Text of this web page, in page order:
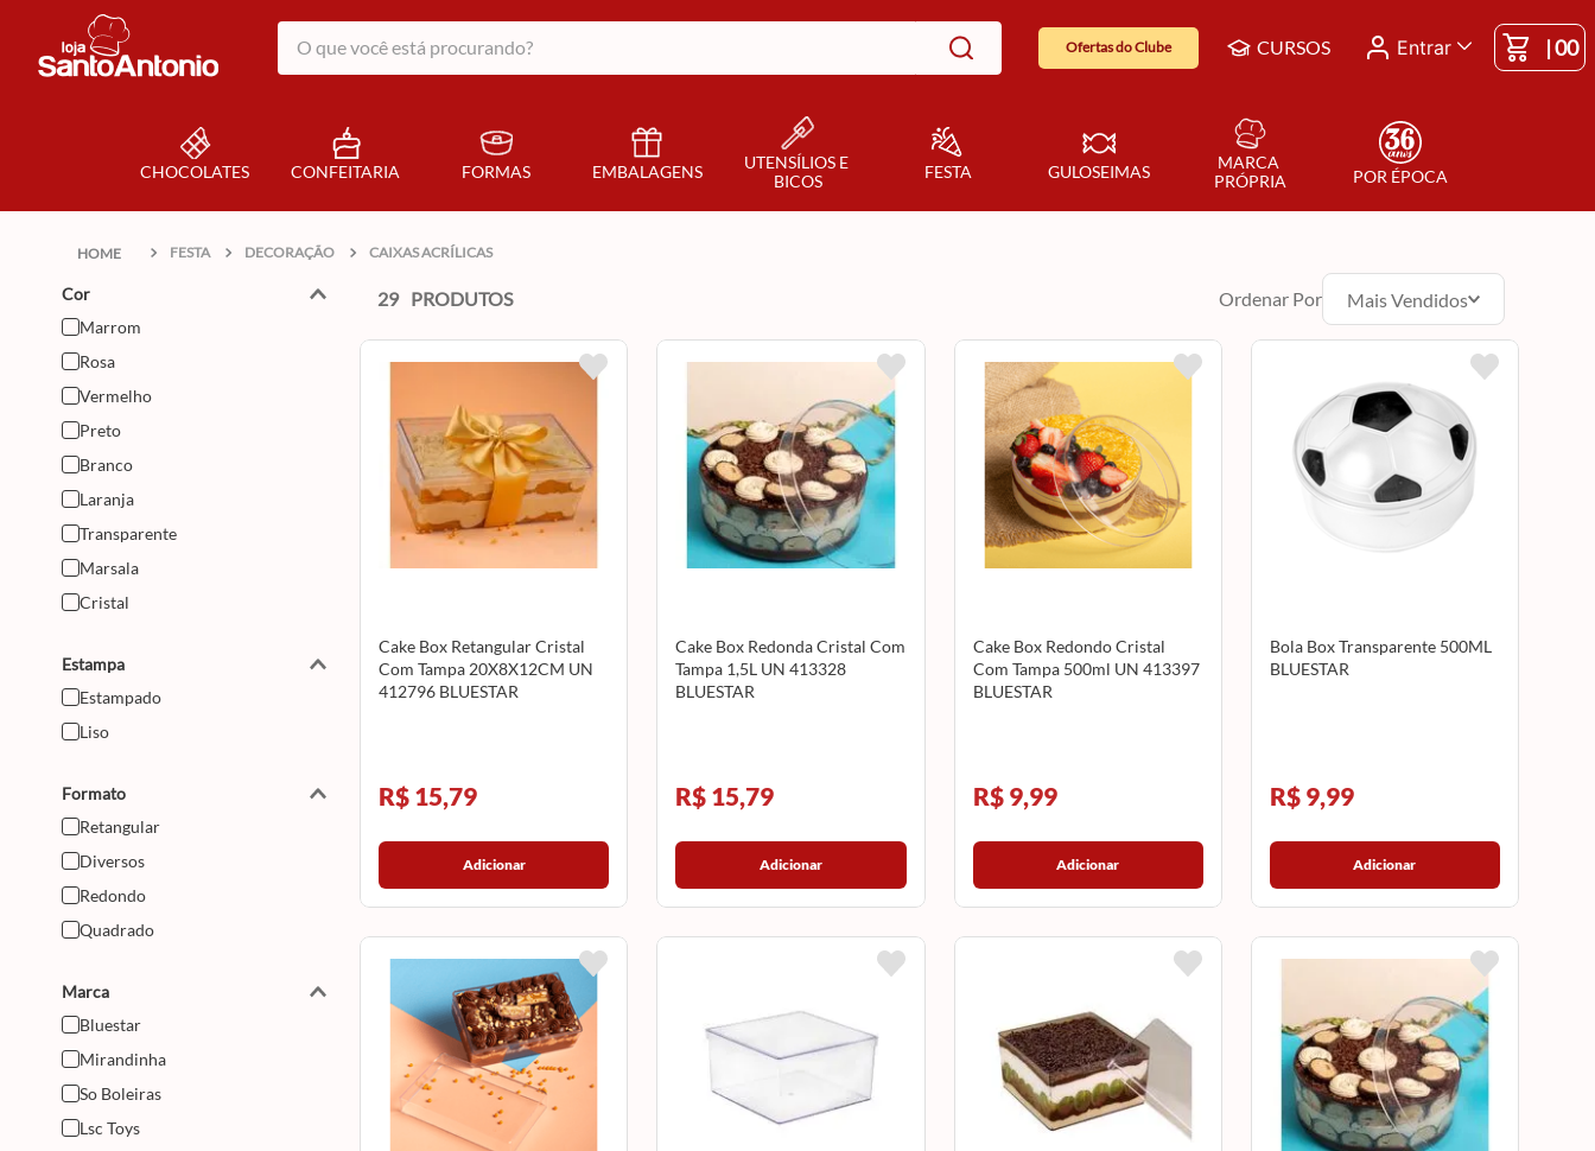
O que você está procurando?
Ofertas do Clube CURSOS Entrar |00
CHOCOLATES CONFEITARIA FORMAS EMBALAGENS
UTENSÍLIOS E
BICOS
FESTA GULOSEIMAS
MARCA
PRÓPRIA
POR ÉPOCA
FESTA DECORAÇÃO CAIXAS ACRÍLICAS
Cor
Marrom
Rosa
Vermelho
Preto
Branco
Laranja
Transparente
Marsala
Cristal
Estampa
Estampado
Liso
Formato
Retangular
Diversos
Redondo
Quadrado
Marca
Bluestar
Mirandinha
So Boleiras
Lsc Toys
29 PRODUTOS Ordenar Por Mais Vendidos
Cake Box Retangular Cristal
Com Tampa 20X8X12CM UN
412796 BLUESTAR
R$ 15,79
Adicionar
Cake Box Redonda Cristal Com
Tampa 1,5L UN 413328
BLUESTAR
R$ 15,79
Adicionar
Cake Box Redondo Cristal
Com Tampa 500ml UN 413397
BLUESTAR
R$ 9,99
Adicionar
Bola Box Transparente 500ML
BLUESTAR
R$ 9,99
Adicionar